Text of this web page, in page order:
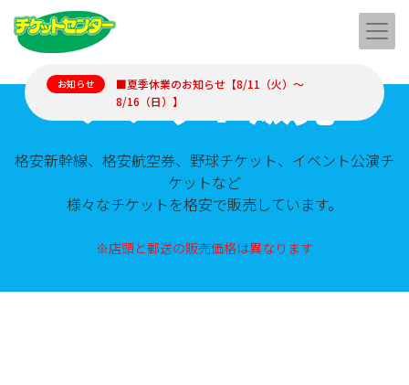
お知らせ
■夏季休業のお知らせ【8/11（火）～
8/16（日）】
チケット販売
格安新幹線、格安航空券、野球チケット、イベント公演チ
ケットなど
様々なチケットを格安で販売しています。
※店頭と郵送の販売価格は異なります